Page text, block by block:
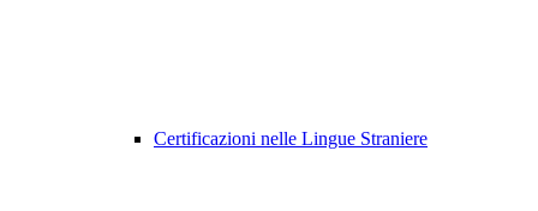
Certificazioni nelle Lingue Straniere